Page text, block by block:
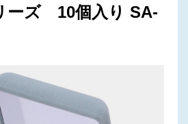
ーズ 10個入り SA-